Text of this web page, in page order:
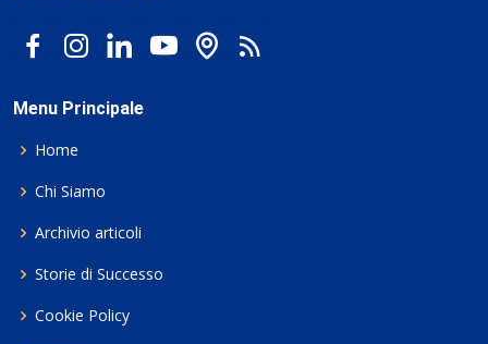
Menu Principale
Home
Chi Siamo
Archivio articoli
Storie di Successo
Cookie Policy